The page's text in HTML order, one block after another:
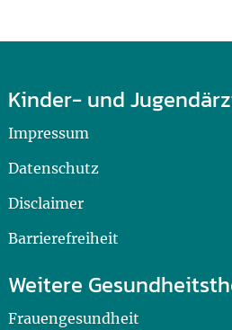
Kinder- und
Impressum
Datenschutz
Disclaimer
Barrierefreiheit
Weitere
Frauengesundheit